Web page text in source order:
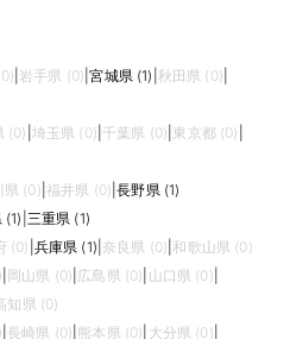
岩手県 (0) |宮城県 (1) 秋田県 (0)
(0) 埼玉県 (0) 千葉県 (0) 東京都 (0)
県 (0) 福井県 (0) |長野県 (1)
(1) 三重県 (1)
(0) 兵庫県 (1) 奈良県 (0) |和歌山県 (0)
岡山県 (0) 広島県 (0) 山口県 (0)
知県 (0)
長崎県 (0) 熊本県 (0) 大分県 (0)